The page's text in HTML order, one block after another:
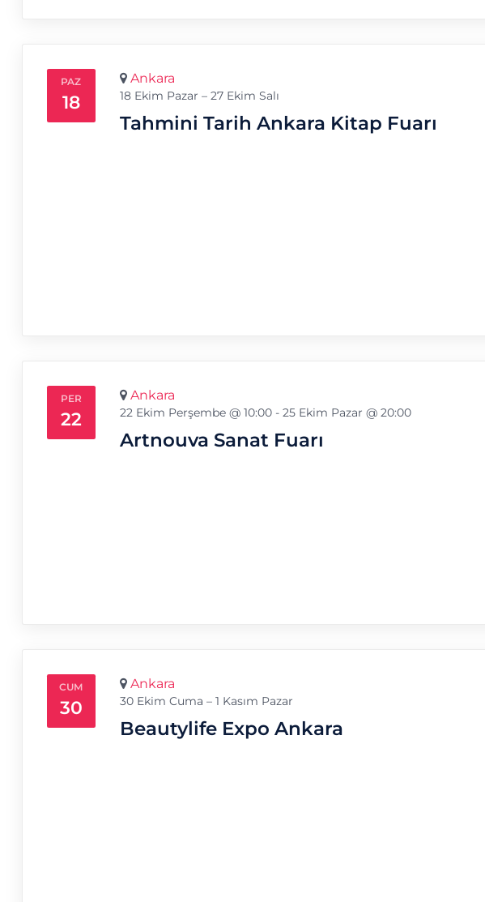
PAZ
18 18 Ekim Pazar – 27 Ekim Salı
Tahmini Tarih Ankara Kitap Fuarı
Ankara
PER
22 22 Ekim Perşembe @ 10:00- 25 Ekim Pazar @ 20:00
Artnouva Sanat Fuarı
Ankara
CUM
30 30 Ekim Cuma – 1 Kasım Pazar
Beautylife Expo Ankara
Ankara